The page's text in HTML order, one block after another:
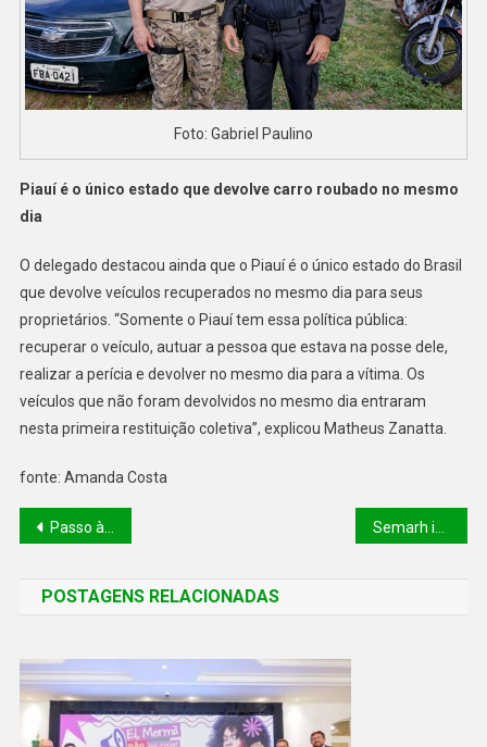
Foto: Gabriel Paulino
Piauí é o único estado que devolve carro roubado no mesmo
dia
O delegado destacou ainda que o Piauí é o único estado do Brasil
que devolve veículos recuperados no mesmo dia para seus
proprietários. “Somente o Piauí tem essa política pública:
recuperar o veículo, autuar a pessoa que estava na posse dele,
realizar a perícia e devolver no mesmo dia para a vítima. Os
veículos que não foram devolvidos no mesmo dia entraram
nesta primeira restituição coletiva”, explicou Matheus Zanatta.
fonte: Amanda Costa
Passo à Frente: entrega de equipamentos ortopédicos a pacientes do Sul do estado ultrapassa o número de 1.500
POSTAGENS RELACIONADAS